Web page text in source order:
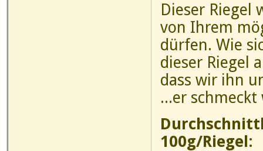
Dieser Riegel
von Ihrem
dürfen. Wie
dieser Riegel
dass wir ihn
...er
100g/Riegel: